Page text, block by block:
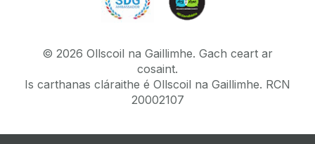
© 2026 Ollscoil na Gaillimhe. Gach ceart ar
cosaint.
Is carthanas cláraithe é Ollscoil na Gaillimhe. RCN
20002107